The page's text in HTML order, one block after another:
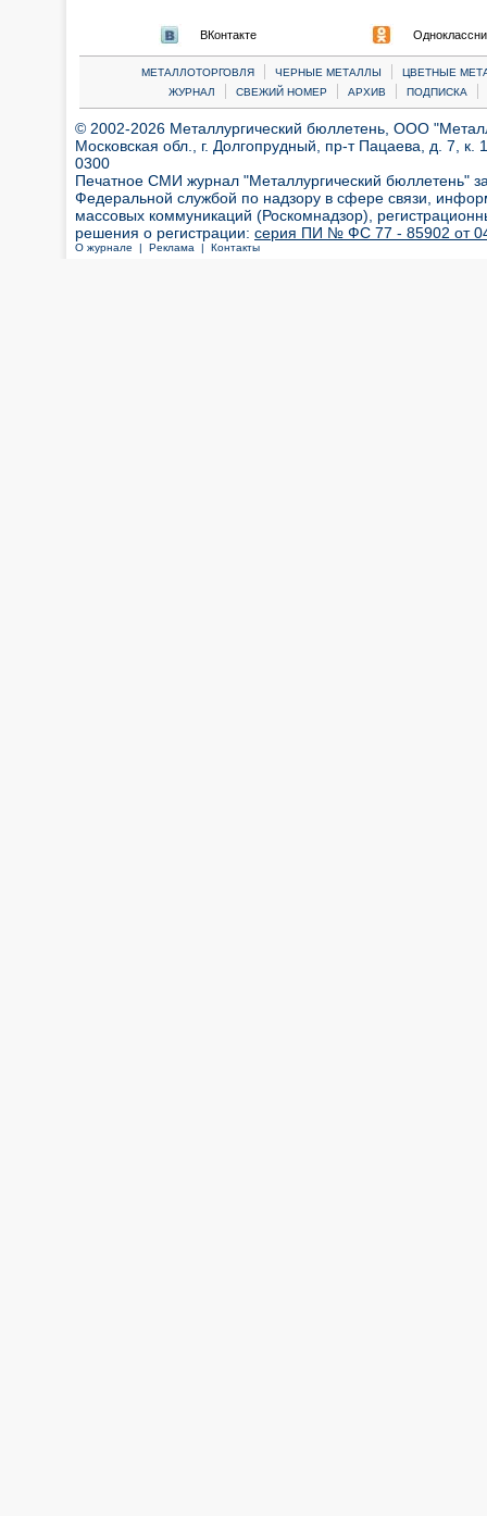
ВКонтакте
МЕТАЛЛОТОРГОВЛЯ | ЧЕРНЫЕ МЕТАЛЛЫ |
ЦВЕТНЫЕ
ЖУРНАЛ
| СВЕЖИЙ НОМЕР | АРХИВ | ПОДПИСКА |
© 2002-2026 Металлургический бюллетень, ООО
Московская обл., г. Долгопрудный, пр-т Пацаева, д. 7,
0300
Печатное СМИ журнал "Металлургический бюллетень"
Федеральной службой по надзору в сфере связи,
массовых коммуникаций (Роскомнадзор),
решения о регистрации: серия ПИ № ФС 77 - 85902 от 04
О журнале | Реклама | Контакты